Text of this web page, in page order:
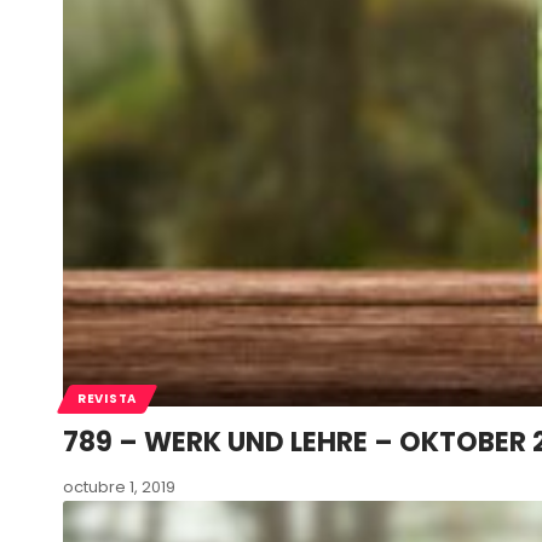
REVISTA
789 – WERK UND LEHRE – OKTOBER
octubre 1, 2019